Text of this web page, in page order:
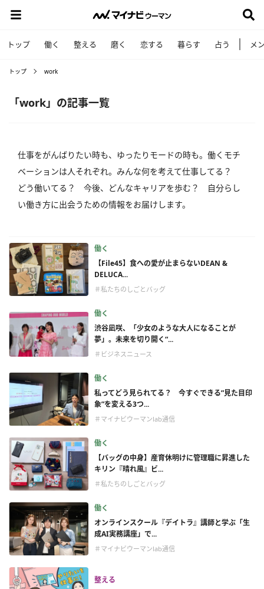
トップ 働く 整える 磨く 恋する 暮らす 占う メ
トップ work
「work」の記事一覧
仕事をがんばりたい時も、ゆったりモードの時も。働くモチ
ベーションは人それぞれ。みんな何を考えて仕事してる？
どう働いてる？ 今後、どんなキャリアを歩む？ 自分らし
い働き方に出会うための情報をお届けします。
働く
【File45】食への愛が止まらないDEAN &
DELUCA...
＃私たちのしごとバッグ
働く
渋谷凪咲、「少女のような大人になることが
夢」。未来を切り開く“...
＃ビジネスニュース
働く
私ってどう見られてる？ 今すぐできる”見た目印
象”を変える3つ...
＃マイナビウーマンlab通信
働く
【バッグの中身】産育休明けに管理職に昇進した
キリン『晴れ風』ビ...
＃私たちのしごとバッグ
働く
オンラインスクール『デイトラ』講師と学ぶ「生
成AI実務講座」で...
＃マイナビウーマンlab通信
整える